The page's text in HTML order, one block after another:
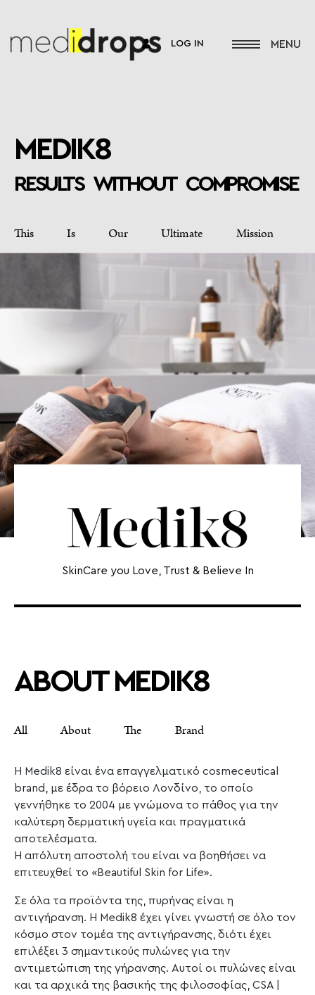
LOG IN
MEDIK8
RESULTS WITHOUT COMPROMISE
This Is Our Ultimate Mission
SkinCare you Love, Trust & Believe In
ABOUT MEDIK8
All About The Brand
Η Medik8 είναι ένα επαγγελματικό cosmeceutical
brand, με έδρα το βόρειο Λονδίνο, το οποίο
γεννήθηκε το 2004 με γνώμονα το πάθος για την
καλύτερη δερματική υγεία και πραγματικά
αποτελέσματα.
Η απόλυτη αποστολή του είναι να βοηθήσει να
επιτευχθεί το «Beautiful Skin for Life».
Σε όλα τα προϊόντα της, πυρήνας είναι η
αντιγήρανση. Η Medik8 έχει γίνει γνωστή σε όλο τον
κόσμο στον τομέα της αντιγήρανσης, διότι έχει
επιλέξει 3 σημαντικούς πυλώνες για την
αντιμετώπιση της γήρανσης. Αυτοί οι πυλώνες είναι
και τα αρχικά της βασικής της φιλοσοφίας, CSA |